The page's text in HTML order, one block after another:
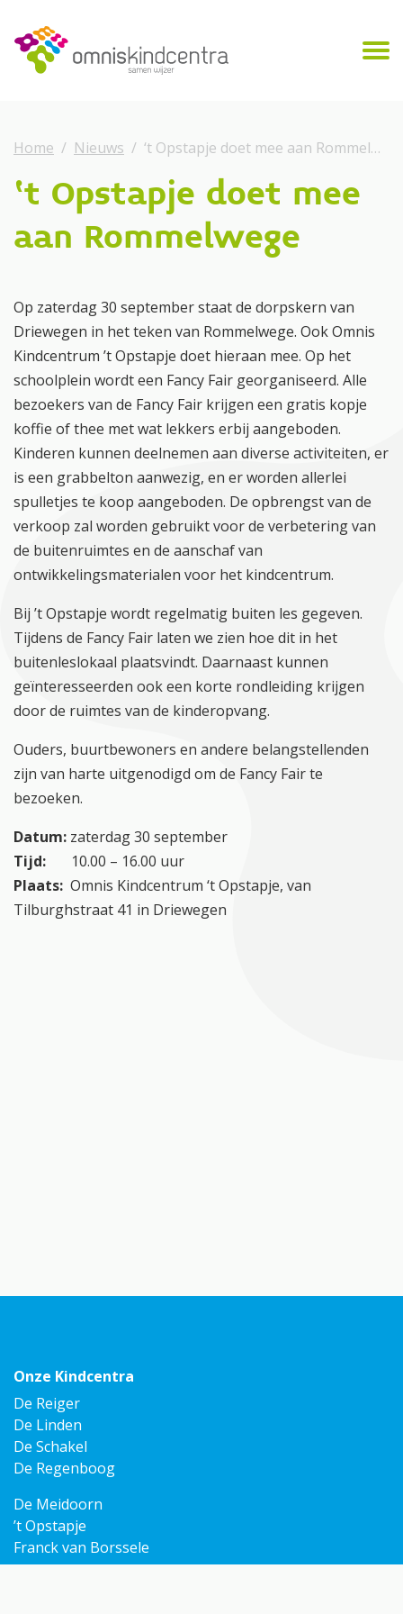
Home Nieuws ‘t Opstapje doet mee aan Rommelwege
‘t Opstapje doet mee
aan Rommelwege
Op zaterdag 30 september staat de dorpskern van
Driewegen in het teken van Rommelwege. Ook Omnis
Kindcentrum ’t Opstapje doet hieraan mee. Op het
schoolplein wordt een Fancy Fair georganiseerd. Alle
bezoekers van de Fancy Fair krijgen een gratis kopje
koffie of thee met wat lekkers erbij aangeboden.
Kinderen kunnen deelnemen aan diverse activiteiten, er
is een grabbelton aanwezig, en er worden allerlei
spulletjes te koop aangeboden. De opbrengst van de
verkoop zal worden gebruikt voor de verbetering van
de buitenruimtes en de aanschaf van
ontwikkelingsmaterialen voor het kindcentrum.
Bij ’t Opstapje wordt regelmatig buiten les gegeven.
Tijdens de Fancy Fair laten we zien hoe dit in het
buitenleslokaal plaatsvindt. Daarnaast kunnen
geïnteresseerden ook een korte rondleiding krijgen
door de ruimtes van de kinderopvang.
Ouders, buurtbewoners en andere belangstellenden
zijn van harte uitgenodigd om de Fancy Fair te
bezoeken.
Datum: zaterdag 30 september
Tijd: 10.00 – 16.00 uur
Plaats: Omnis Kindcentrum ‘t Opstapje, van
Tilburghstraat 41 in Driewegen
Onze Kindcentra
De Reiger
De Linden
De Schakel
De Regenboog
De Meidoorn
’t Opstapje
Franck van Borssele